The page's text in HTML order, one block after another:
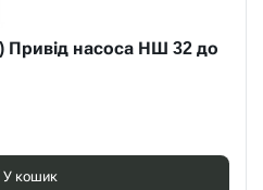
Привід насоса НШ 32 до
У кошик